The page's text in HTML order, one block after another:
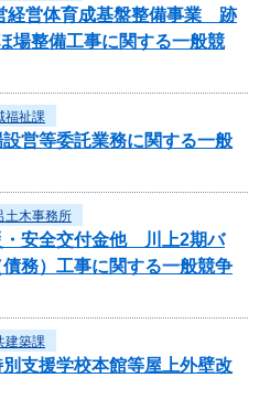
経営体育成基盤整備事業 跡
整備工事に関する一般競
福祉課
営等委託業務に関する一般
土木事務所
・安全交付金他 川上2期バ
務）工事に関する一般競争
建築課
別支援学校本館等屋上外壁改